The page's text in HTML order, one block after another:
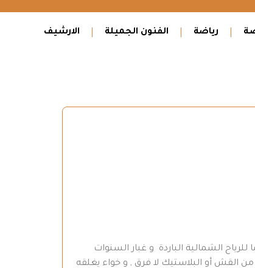
رياضة الفنون الجميلة الارشيف
الشمالية الباردة و غبار السنوات
من القش أو البلاستيك لا فرق , و خواء يغلقه